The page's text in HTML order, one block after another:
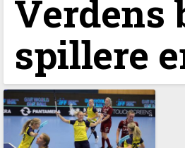
Verdens
spillere